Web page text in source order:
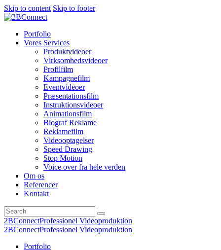
Skip to content Skip to footer
Portfolio
Vores Services
Produktvideoer
Virksomhedsvideoer
Profilfilm
Kampagnefilm
Eventvideoer
Præsentationsfilm
Instruktionsvideoer
Animationsfilm
Biograf Reklame
Reklamefilm
Videooptagelser
Speed Drawing
Stop Motion
Voice over fra hele verden
Om os
Referencer
Kontakt
2BConnectProfessionel Videoproduktion
2BConnectProfessionel Videoproduktion
Portfolio